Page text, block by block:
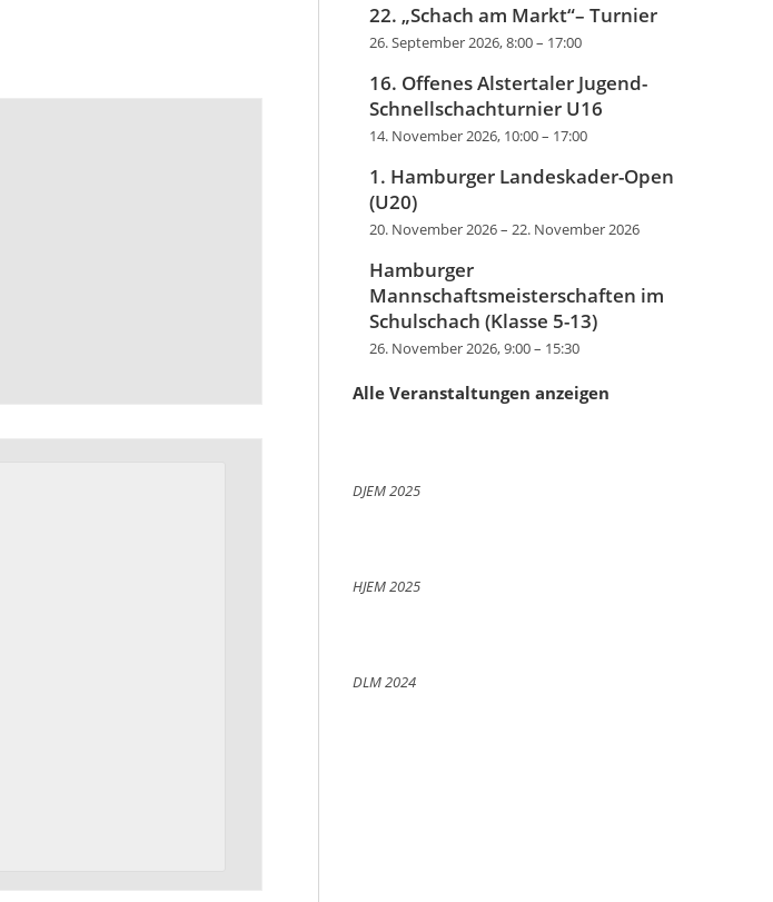
22. „Schach am Markt“– Turnier
26. September 2026, 8:00– 17:00
16. Offenes Alstertaler Jugend-
Schnellschachturnier U16
14. November 2026, 10:00– 17:00
1. Hamburger Landeskader-Open
(U20)
20. November 2026– 22. November 2026
Hamburger
Mannschaftsmeisterschaften im
Schulschach (Klasse 5-13)
26. November 2026, 9:00– 15:30
Alle Veranstaltungen anzeigen
DJEM 2025
HJEM 2025
DLM 2024